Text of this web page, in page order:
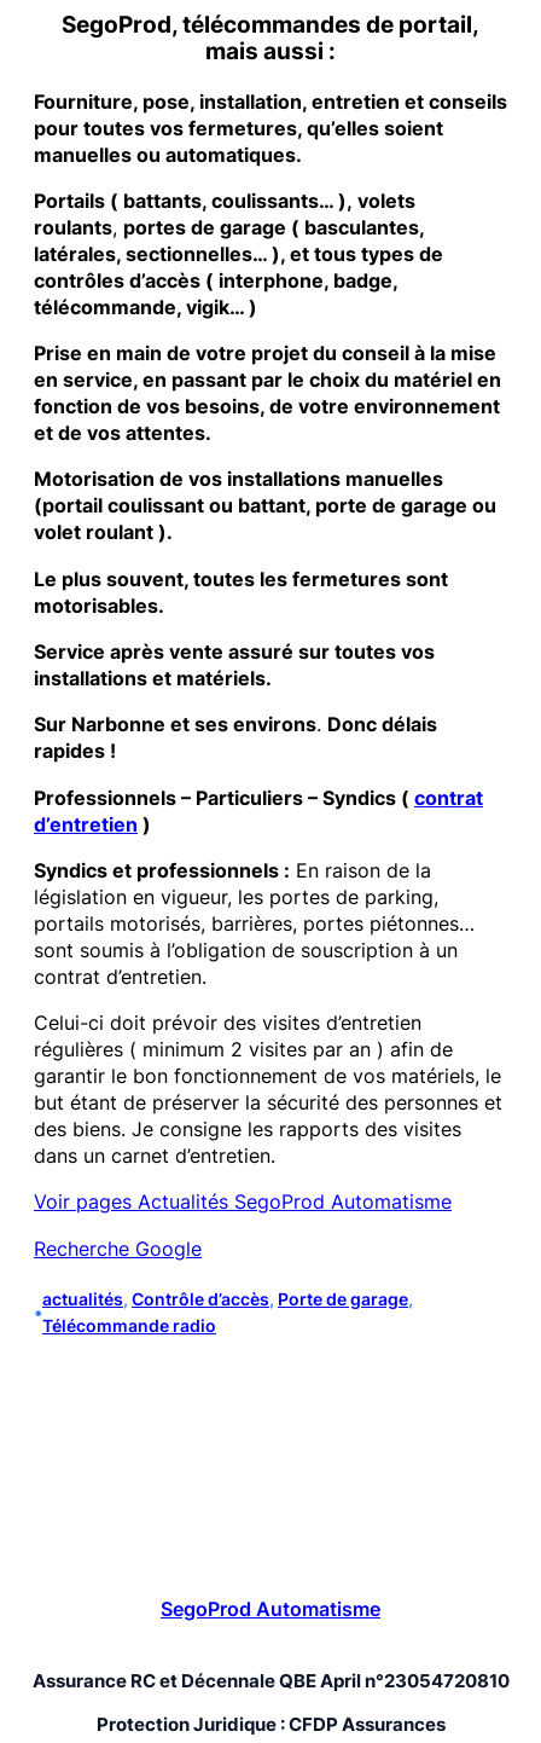
SegoProd, télécommandes de portail,
mais aussi :
Fourniture, pose, installation, entretien et conseils
pour toutes vos fermetures, qu’elles soient
manuelles ou automatiques.
Portails ( battants, coulissants… ), volets
roulants, portes de garage ( basculantes,
latérales, sectionnelles… ), et tous types de
contrôles d’accès ( interphone, badge,
télécommande, vigik… )
Prise en main de votre projet du conseil à la mise
en service, en passant par le choix du matériel en
fonction de vos besoins, de votre environnement
et de vos attentes.
Motorisation de vos installations manuelles
(portail coulissant ou battant, porte de garage ou
volet roulant ).
Le plus souvent, toutes les fermetures sont
motorisables.
Service après vente assuré sur toutes vos
installations et matériels.
Sur Narbonne et ses environs. Donc délais
rapides !
Professionnels – Particuliers – Syndics ( contrat
d’entretien )
Syndics et professionnels : En raison de la
législation en vigueur, les portes de parking,
portails motorisés, barrières, portes piétonnes…
sont soumis à l’obligation de souscription à un
contrat d’entretien.
Celui-ci doit prévoir des visites d’entretien
régulières ( minimum 2 visites par an ) afin de
garantir le bon fonctionnement de vos matériels, le
but étant de préserver la sécurité des personnes et
des biens. Je consigne les rapports des visites
dans un carnet d’entretien.
Voir pages Actualités SegoProd Automatisme
Recherche Google
•
actualités, Contrôle d’accès, Porte de garage
Télécommande radio
SegoProd Automatisme
Assurance RC et Décennale QBE April n°23054720810
Protection Juridique : CFDP Assurances